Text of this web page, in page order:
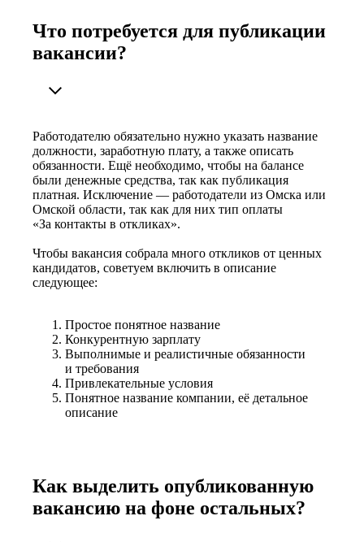
Что потребуется для публикации
вакансии?
Работодателю обязательно нужно указать название
должности, заработную плату, а также описать
обязанности. Ещё необходимо, чтобы на балансе
были денежные средства, так как публикация
платная. Исключение — работодатели из Омска или
Омской области, так как для них тип оплаты
«За контакты в откликах».
Чтобы вакансия собрала много откликов от ценных
кандидатов, советуем включить в описание
следующее:
Простое понятное название
Конкурентную зарплату
Выполнимые и реалистичные обязанности
и требования
Привлекательные условия
Понятное название компании, её детальное
описание
Как выделить опубликованную
вакансию на фоне остальных?